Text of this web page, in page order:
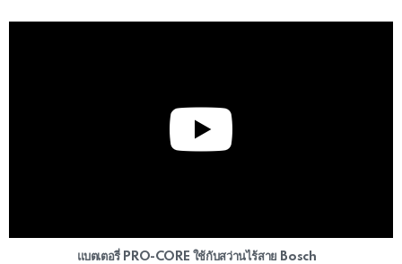
แบตเตอรี่ PRO-CORE ใช้กับสว่านไร้สาย Bosch